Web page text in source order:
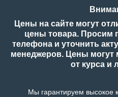
Цены на сайте могут
цены товара. Просим
телефона и уточнить
менеджеров. Цены могут
от курса и
Мы гарантируем высокое